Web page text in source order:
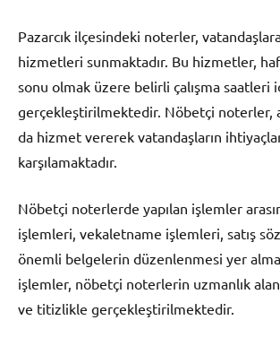
Pazarcık ilçesindeki noterler,
hizmetleri sunmaktadır. Bu hizmetler,
sonu olmak üzere belirli çalışma saatleri
gerçekleştirilmektedir. Nöbetçi noterler,
da hizmet vererek vatandaşların
karşılamaktadır.
Nöbetçi noterlerde yapılan işlemler
işlemleri, vekaletname işlemleri, satış
önemli belgelerin düzenlenmesi yer
işlemler, nöbetçi noterlerin uzmanlık
ve titizlikle gerçekleştirilmektedir.